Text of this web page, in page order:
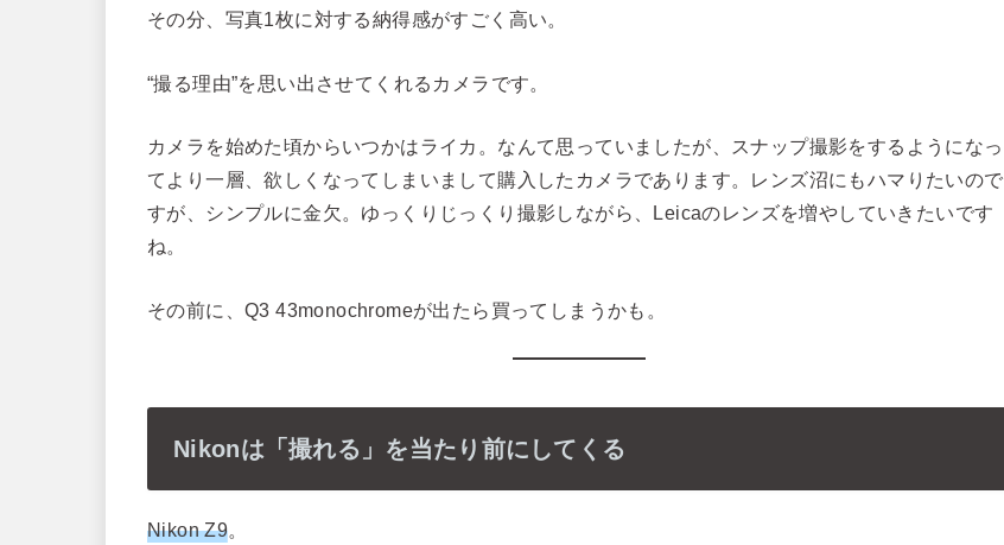
その分、写真1枚に対する納得感がすごく高い。
“撮る理由”を思い出させてくれるカメラです。
カメラを始めた頃からいつかはライカ。なんて思っていましたが、スナップ撮影をするようになっ
てより一層、欲しくなってしまいまして購入したカメラであります。レンズ沼にもハマりたいので
すが、シンプルに金欠。ゆっくりじっくり撮影しながら、Leicaのレンズを増やしていきたいです
ね。
その前に、Q3 43monochromeが出たら買ってしまうかも。
Nikonは「撮れる」を当たり前にしてくる
Nikon Z9。